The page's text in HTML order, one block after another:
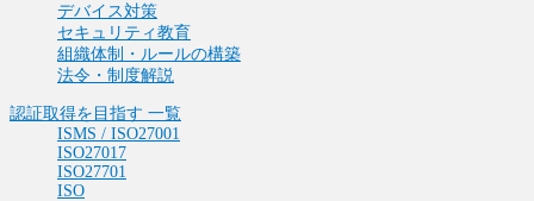
デバイス対策
セキュリティ教育
組織体制・ルールの構築
法令・制度解説
認証取得を目指す 一覧
ISMS / ISO27001
ISO27017
ISO27701
ISO